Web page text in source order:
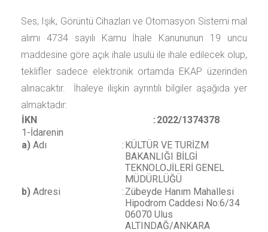
Ses, Işık, Görüntü Cihazları ve Otomasyon Sistemimal
alımı 4734 sayılı Kamu İhale Kanununun 19 uncu
maddesine göre açık ihale usulü ile ihale edilecek olup,
teklifler sadece elektronik ortamda EKAP üzerinden
alınacaktır. İhaleye ilişkin ayrıntılı bilgiler aşağıda yer
almaktadır:
İKN
: 2022/1374378
1-İdarenin
a) Adı : KÜLTÜR VE TURİZM
BAKANLIĞI BİLGİ
TEKNOLOJİLERİ GENEL
MÜDÜRLÜĞÜ
b) Adresi : Zübeyde Hanım Mahallesi
Hipodrom Caddesi No:6/34
06070 Ulus
ALTINDAĞ/ANKARA